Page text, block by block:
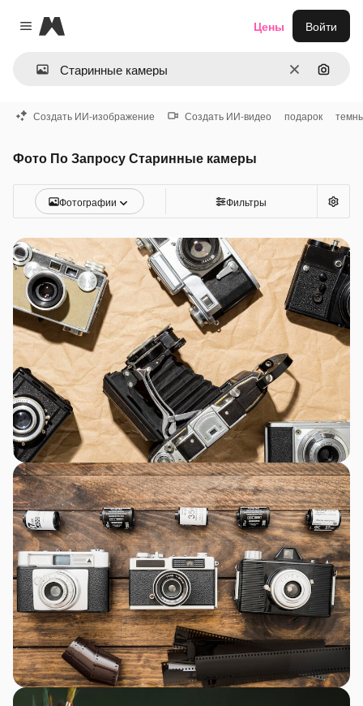
Close menu
Magnific
ОчиститьПоиск
Цены Войти
Создать ИИ-изображение Создать ИИ-видео подарок
Фото По Запросу Старинные камеры
Фотографии Фильтры